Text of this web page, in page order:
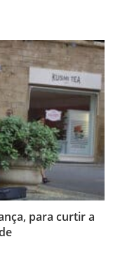
para curtir a